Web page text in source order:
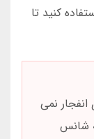
سوم، حتما از آدرس جدید بت 20 استفاده کنید تا
نمی
شانس